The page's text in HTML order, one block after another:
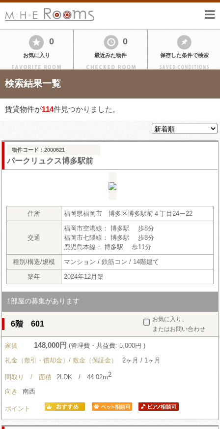
0
お気に入り
0
最近みた物件 保存した条件で検索
検索結果一覧
賃貸物件が114件見つかりました。
物件コード：2000621
パークリュクス博多駅前
住所 福岡県福岡市 博多区博多駅前４丁目24ー22
交通
福岡市空港線： 博多駅 歩8分
福岡市七隈線： 博多駅 歩8分
鹿児島本線： 博多駅 歩11分
種別/構造/規模
マンション / 鉄筋コン / 14階建て
築年
2024年12月築
1部屋の募集があります
お気に入り、
またはお問い合わせ
6階 601
家賃 148,000円 (管理費・共益費: 5,000円 )
礼金（敷引・償却金）/ 敷金（保証金）
2ヶ月 / 1ヶ月
間取り / 面積 2LDK / 44.02m2
向き 南西
ポイント